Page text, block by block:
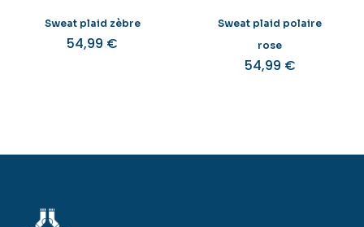
Sweat plaid zèbre
54,99 €
Sweat plaid polaire
rose
54,99 €